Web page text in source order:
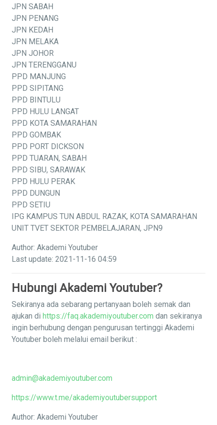
JPN SABAH
JPN PENANG
JPN KEDAH
JPN MELAKA
JPN JOHOR
JPN TERENGGANU
PPD MANJUNG
PPD SIPITANG
PPD BINTULU
PPD HULU LANGAT
PPD KOTA SAMARAHAN
PPD GOMBAK
PPD PORT DICKSON
PPD TUARAN, SABAH
PPD SIBU, SARAWAK
PPD HULU PERAK
PPD DUNGUN
PPD SETIU
IPG KAMPUS TUN ABDUL RAZAK, KOTA SAMARAHAN
UNIT TVET SEKTOR PEMBELAJARAN, JPN9
Author: Akademi Youtuber
Last update: 2021-11-16 04:59
Hubungi Akademi Youtuber?
Sekiranya ada sebarang pertanyaan boleh semak dan
ajukan di https://faq.akademiyoutuber.com dan sekiranya
ingin berhubung dengan pengurusan tertinggi Akademi
Youtuber boleh melalui email berikut :
admin@akademiyoutuber.com
https://www.t.me/akademiyoutubersupport
Author: Akademi Youtuber